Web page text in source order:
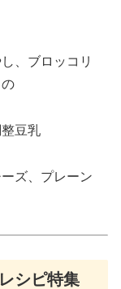
、ブロッコリ
豆乳
ズ、プレーン
シピ特集